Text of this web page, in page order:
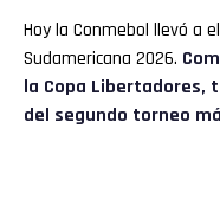
Hoy la Conmebol llevó a
Sudamericana 2026.
la Copa Libertadores,
del segundo torneo